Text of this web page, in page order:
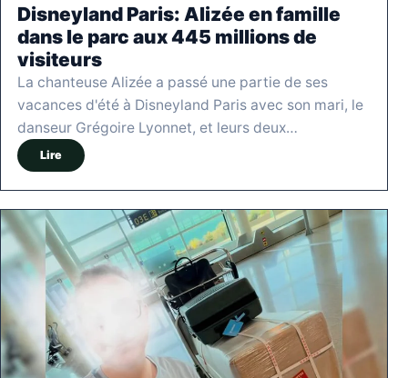
Disneyland Paris: Alizée en famille
dans le parc aux 445 millions de
visiteurs
La chanteuse Alizée a passé une partie de ses
vacances d'été à Disneyland Paris avec son mari, le
danseur Grégoire Lyonnet, et leurs deux…
Lire